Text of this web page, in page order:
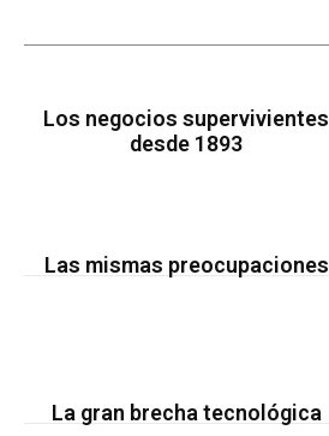
Los negocios supervivientes
desde 1893
Las mismas preocupaciones
La gran brecha tecnológica